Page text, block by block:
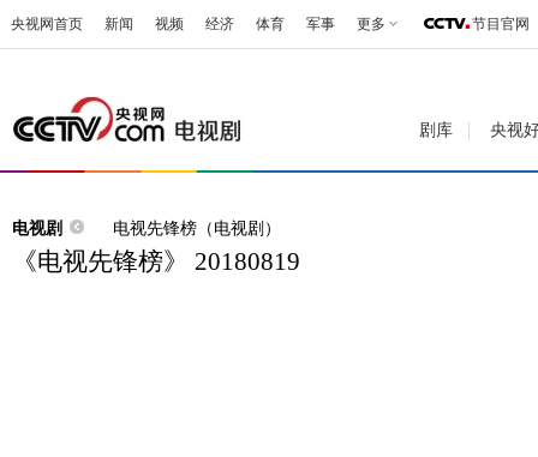
央视网首页 新闻 视频 经济 体育 军事 更多 节目官网
剧库 央视
电视剧 电视先锋榜（电视剧）
《电视先锋榜》 20180819